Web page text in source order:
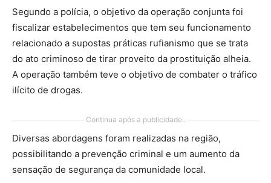
Segundo a polícia, o objetivo da operação conjunta foi
fiscalizar estabelecimentos que tem seu funcionamento
relacionado a supostas práticas rufianismo que se trata
do ato criminoso de tirar proveito da prostituição alheia.
A operação também teve o objetivo de combater o tráfico
ilícito de drogas.
Continua após a publicidade..
Diversas abordagens foram realizadas na região,
possibilitando a prevenção criminal e um aumento da
sensação de segurança da comunidade local.